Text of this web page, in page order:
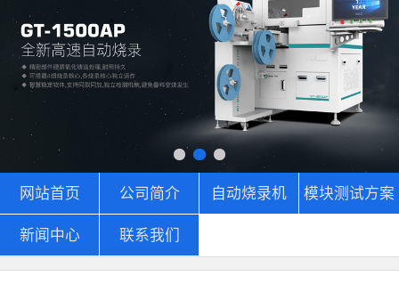
网站首页 公司简介 自动烧录机 模块测试方案
新闻中心 联系我们